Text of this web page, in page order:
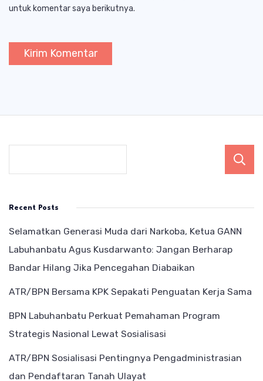
untuk komentar saya berikutnya.
Recent Posts
Selamatkan Generasi Muda dari Narkoba, Ketua GANN
Labuhanbatu Agus Kusdarwanto: Jangan Berharap
Bandar Hilang Jika Pencegahan Diabaikan
ATR/BPN Bersama KPK Sepakati Penguatan Kerja Sama
BPN Labuhanbatu Perkuat Pemahaman Program
Strategis Nasional Lewat Sosialisasi
ATR/BPN Sosialisasi Pentingnya Pengadministrasian
dan Pendaftaran Tanah Ulayat